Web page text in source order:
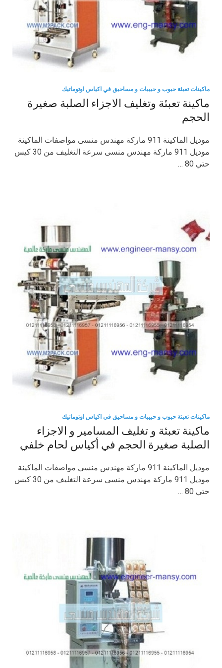
ماكينات تعبئة حبوب و حبيبات و مساحيق في اكياس اوتوماتيك
ماكينة تعبئة وتغليف الاجزاء الصلبة صغيرة
الحجم
موديل الماكينة 911 ماركة مهندس منسى مواصفات الماكينة
موديل 911 ماركة مهندس منسى سرعة التغليف من 30 كيس
حتي 80 …
ماكينات تعبئة حبوب و حبيبات و مساحيق في اكياس اوتوماتيك
ماكينة تعبئة و تغليف المسامير و الاجزاء
الصلبة صغيرة الحجم في أكياس لحام خلفي
موديل الماكينة 911 ماركة مهندس منسى مواصفات الماكينة
موديل 911 ماركة مهندس منسى سرعة التغليف من 30 كيس
حتي 80 …